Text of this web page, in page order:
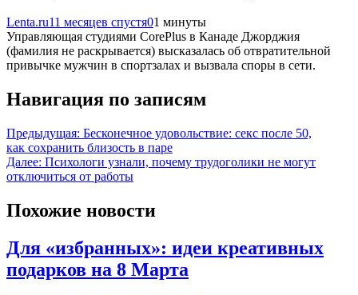
Lenta.ru11 месяцев спустя01 минуты
Управляющая студиями CorePlus в Канаде Джорджия
(фамилия не раскрывается) высказалась об отвратительной
привычке мужчин в спортзалах и вызвала споры в сети.
Навигация по записям
Предыдущая: Бесконечное удовольствие: секс после 50,
как сохранить близость в паре
Далее: Психологи узнали, почему трудоголики не могут
отключиться от работы
Похожие новости
Для «избранных»: идеи креативных
подарков на 8 Марта